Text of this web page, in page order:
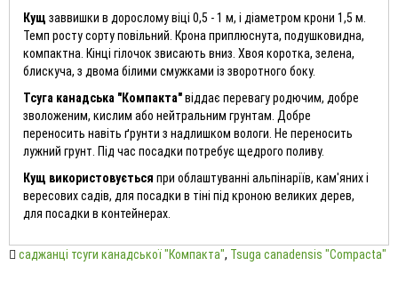
Кущ заввишки в дорослому віці 0,5 - 1 м, і діаметром крони 1,5 м.
Темп росту сорту повільний. Крона приплюснута, подушковидна,
компактна. Кінці гілочок звисають вниз. Хвоя коротка, зелена,
блискуча, з двома білими смужками із зворотного боку.
Тсуга канадська "Компакта"віддає перевагу родючим, добре
зволоженим, кислим або нейтральним грунтам. Добре
переносить навіть ґрунти з надлишком вологи. Не переносить
лужний грунт. Під час посадки потребує щедрого поливу.
Кущ використовується при облаштуванні альпінаріїв, кам'яних і
вересових садів, для посадки в тіні під кроною великих дерев,
для посадки в контейнерах.
саджанці тсуги канадської "Компакта", Tsuga canadensis "Compacta"